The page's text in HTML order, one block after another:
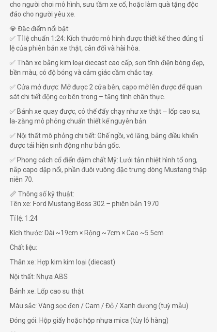
cho người chơi mô hình, sưu tầm xe cổ, hoặc làm quà tặng độc
đáo cho người yêu xe.
💎 Đặc điểm nổi bật:
✅ Tỉ lệ chuẩn 1:24: Kích thước mô hình được thiết kế theo đúng tỉ
lệ của phiên bản xe thật, cân đối và hài hòa.
✅ Thân xe bằng kim loại diecast cao cấp, sơn tĩnh điện bóng đẹp,
bền màu, có độ bóng và cảm giác cầm chắc tay.
✅ Cửa mở được: Mở được 2 cửa bên, capo mở lên được để quan
sát chi tiết động cơ bên trong – tăng tính chân thực.
✅ Bánh xe quay được, có thể đẩy chạy như xe thật – lốp cao su,
la-zăng mô phỏng chuẩn thiết kế nguyên bản.
✅ Nội thất mô phỏng chi tiết: Ghế ngồi, vô lăng, bảng điều khiển
được tái hiện sinh động như bản gốc.
✅ Phong cách cổ điển đậm chất Mỹ: Lưới tản nhiệt hình tổ ong,
nắp capo dập nổi, phần đuôi vuông đặc trưng dòng Mustang thập
niên 70.
📏 Thông số kỹ thuật:
Tên xe: Ford Mustang Boss 302 – phiên bản 1970
Tỉ lệ: 1:24
Kích thước: Dài ~19cm × Rộng ~7cm × Cao ~5.5cm
Chất liệu:
Thân xe: Hợp kim kim loại (diecast)
Nội thất: Nhựa ABS
Bánh xe: Lốp cao su thật
Màu sắc: Vàng sọc đen / Cam / Đỏ / Xanh dương (tuỳ mẫu)
Đóng gói: Hộp giấy hoặc hộp nhựa mica (tùy lô hàng)